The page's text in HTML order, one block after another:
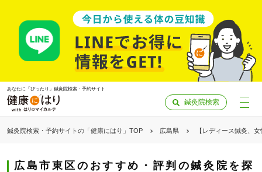
あなたに「ぴったり」鍼灸院検索・予約サイト
鍼灸院検索
鍼灸院検索・予約サイトの「健康にはり」TOP 広島県 【レディース鍼灸、
広島市東区のおすすめ・評判の鍼灸院を探